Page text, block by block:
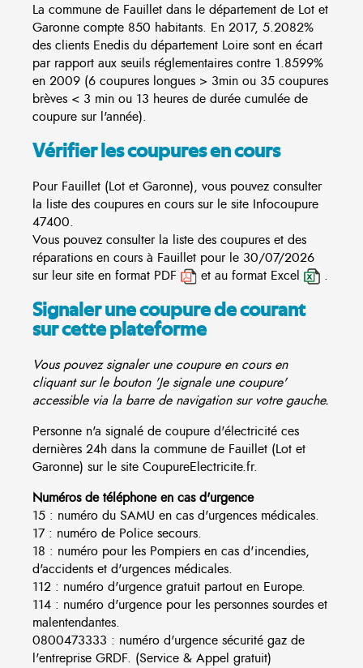
La commune de Fauillet dans le département de Lot et
Garonne compte 850 habitants. En 2017, 5.2082%
des clients Enedis du département Loire sont en écart
par rapport aux seuils réglementaires contre 1.8599%
en 2009 (6 coupures longues > 3min ou 35 coupures
brèves < 3 min ou 13 heures de durée cumulée de
coupure sur l'année).
Vérifier les coupures en cours
Pour Fauillet (Lot et Garonne), vous pouvez consulter
la liste des coupures en cours sur le site Infocoupure
47400.
Vous pouvez consulter la liste des coupures et des
réparations en cours à Fauillet pour le 30/07/2026
sur leur site en format PDF
et au format Excel .
Signaler une coupure de courant
sur cette plateforme
Vous pouvez signaler une coupure en cours en
cliquant sur le bouton 'Je signale une coupure'
accessible via la barre de navigation sur votre gauche.
Personne n'a signalé de coupure d'électricité ces
dernières 24h dans la commune de Fauillet (Lot et
Garonne) sur le site CoupureElectricite.fr.
Numéros de téléphone en cas d'urgence
15 : numéro du SAMU en cas d'urgences médicales.
17 : numéro de Police secours.
18 : numéro pour les Pompiers en cas d'incendies,
d'accidents et d'urgences médicales.
112 : numéro d'urgence gratuit partout en Europe.
114 : numéro d'urgence pour les personnes sourdes et
malentendantes.
0800473333 : numéro d'urgence sécurité gaz de
l'entreprise GRDF. (Service & Appel gratuit)